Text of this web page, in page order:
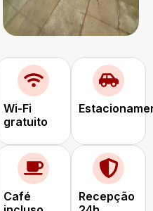
Wi-Fi
gratuito
Café
Recepção